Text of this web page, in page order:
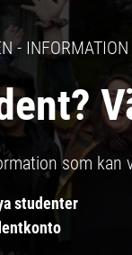
-
som kan
studenter